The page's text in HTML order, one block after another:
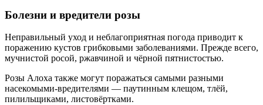
Болезни и вредители розы
Неправильный уход и неблагоприятная погода приводит к
поражению кустов грибковыми заболеваниями. Прежде всего,
мучнистой росой, ржавчиной и чёрной пятнистостью.
Розы Алоха также могут поражаться самыми разными
насекомыми-вредителями — паутинным клещом, тлёй,
пилильщиками, листовёртками.